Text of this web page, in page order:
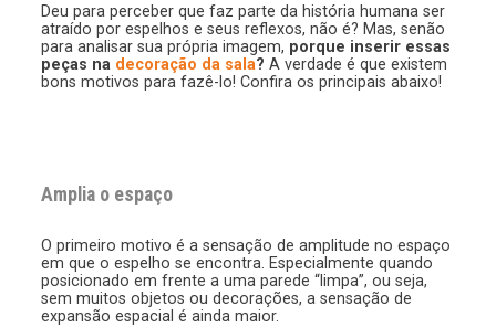
Deu para perceber que faz parte da história humana ser
atraído por espelhos e seus reflexos, não é? Mas, senão
para analisar sua própria imagem, porque inserir essas
peças na decoração da sala? A verdade é que existem
bons motivos para fazê-lo! Confira os principais abaixo!
Amplia o espaço
O primeiro motivo é a sensação de amplitude no espaço
em que o espelho se encontra. Especialmente quando
posicionado em frente a uma parede “limpa”, ou seja,
sem muitos objetos ou decorações, a sensação de
expansão espacial é ainda maior.